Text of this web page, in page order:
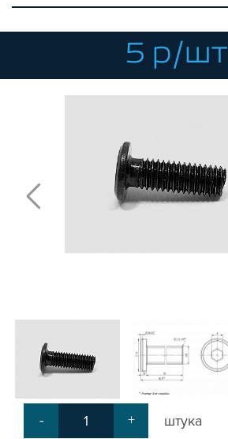
КОНСТРУКЦИОННЫЙ ПРОФИЛЬ
КОМПЛЕКТУЮЩИЕ К ЧПУ
АКСЕССУАРЫ ДЛЯ V-ПАЗА
КРОНШТЕЙНЫ ДЛЯ РЕМЕННОЙ
КРОНШТЕЙНЫ ДЛЯ ВИНТОВОЙ
КРОНШТЕЙНЫ ДЛЯ ДВИГАТЕЛЕЙ
ПРИЖИМЫ
СОЕДИНИТЕЛЬНЫЕ ПЛАСТИНЫ
Т-БОЛТЫ И Т-ГАЙКИ
УГЛОВЫЕ СОЕДИНИТЕЛИ
СИСТЕМА ТРУБНАЯ МОДУЛЬНАЯ
5 р/шт
- + штука